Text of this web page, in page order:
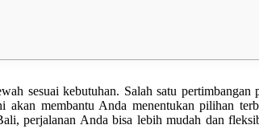
sesuai kebutuhan. Salah satu pertimbangan
membantu Anda menentukan pilihan
perjalanan Anda bisa lebih mudah dan